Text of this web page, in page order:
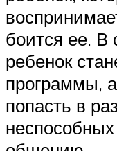
боится ее. В
ребенок
программы,
попасть в